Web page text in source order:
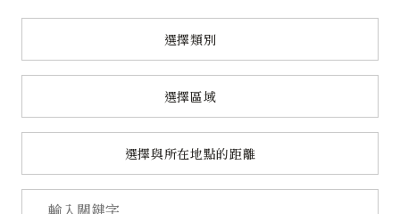
選擇類別
選擇區域
選擇與所在地點的距離